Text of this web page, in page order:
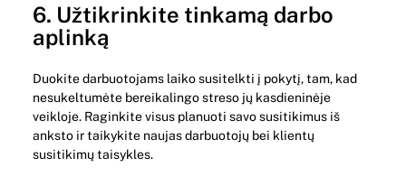
6. Užtikrinkite tinkamą darbo
aplinką
Duokite darbuotojams laiko susitelkti į pokytį, tam, kad
nesukeltumėte bereikalingo streso jų kasdieninėje
veikloje. Raginkite visus planuoti savo susitikimus iš
anksto ir taikykite naujas darbuotojų bei klientų
susitikimų taisykles.